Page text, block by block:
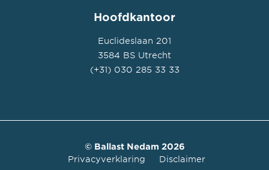
Hoofdkantoor
Euclideslaan 201
3584 BS Utrecht
(+31) 030 285 33 33
© Ballast Nedam 2026
Privacyverklaring
Disclaimer